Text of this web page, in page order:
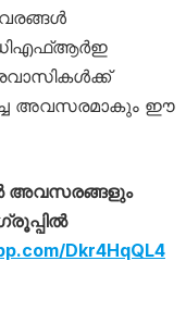
ഡിഎഫ്ആർഇ
അവസരമാകും ഈ
അവസരങ്ങളും
Dkr4HqQL4